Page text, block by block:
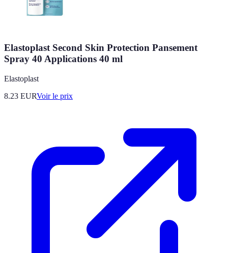
Elastoplast Second Skin Protection Pansement
Spray 40 Applications 40 ml
Elastoplast
8.23 EURVoir le prix